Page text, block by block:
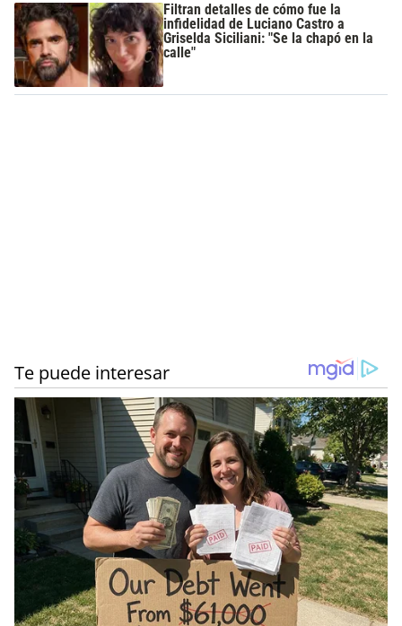
Filtran detalles de cómo fue la
infidelidad de Luciano Castro a
Griselda Siciliani: "Se la chapó en la
calle"